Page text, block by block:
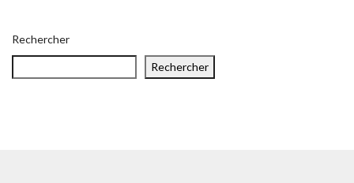
Rechercher
Rechercher